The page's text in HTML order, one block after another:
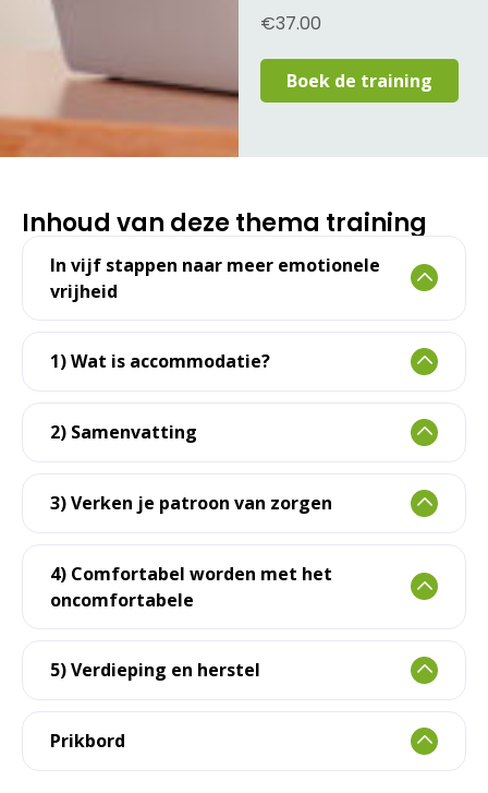
€37.00
Boek de training
Inhoud van deze thema training
In vijf stappen naar meer emotionele
vrijheid
1) Wat is accommodatie?
2) Samenvatting
3) Verken je patroon van zorgen
4) Comfortabel worden met het
oncomfortabele
5) Verdieping en herstel
Prikbord